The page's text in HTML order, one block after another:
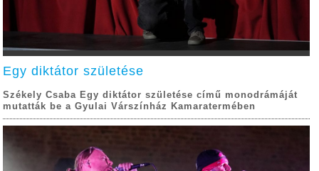
Egy diktátor születése
Székely Csaba Egy diktátor születése című monodrámáját
mutatták be a Gyulai Várszínház Kamaratermében